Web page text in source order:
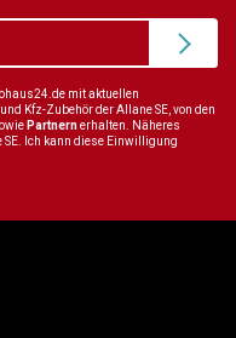
mit aktuellen
Kfz-Zubehör der Allane SE, von den
Partnernerhalten. Näheres
SE. Ich kann diese Einwilligung